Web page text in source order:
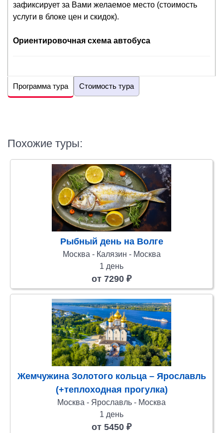
зафиксирует за Вами желаемое место (стоимость
услуги в блоке цен и скидок).
Ориентировочная схема автобуса
Программа тура Стоимость тура
Похожие туры:
Рыбный день на Волге
Москва - Калязин - Москва
1 день
от 7290 ₽
Жемчужина Золотого кольца – Ярославль
(+теплоходная прогулка)
Москва - Ярославль - Москва
1 день
от 5450 ₽